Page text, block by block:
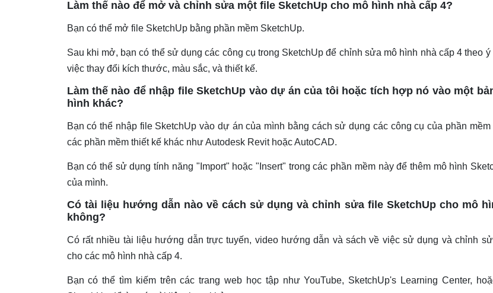
Làm thế nào để mở và chỉnh sửa một file SketchUp cho mô hình nhà cấp 4?
Bạn có thể mở file SketchUp bằng phần mềm SketchUp.
Sau khi mở, bạn có thể sử dụng các công cụ trong SketchUp để chỉnh sửa mô hình nhà cấp 4 theo ý
việc thay đổi kích thước, màu sắc, và thiết kế.
Làm thế nào để nhập file SketchUp vào dự án của tôi hoặc tích hợp nó vào một
hình khác?
Bạn có thể nhập file SketchUp vào dự án của mình bằng cách sử dụng các công cụ của phần
các phần mềm thiết kế khác như Autodesk Revit hoặc AutoCAD.
Bạn có thể sử dụng tính năng "Import" hoặc "Insert" trong các phần mềm này để thêm mô hình
của mình.
Có tài liệu hướng dẫn nào về cách sử dụng và chỉnh sửa file SketchUp cho mô
không?
Có rất nhiều tài liệu hướng dẫn trực tuyến, video hướng dẫn và sách về việc sử dụng và chỉnh
cho các mô hình nhà cấp 4.
Bạn có thể tìm kiếm trên các trang web học tập như YouTube, SketchUp's Learning Center,